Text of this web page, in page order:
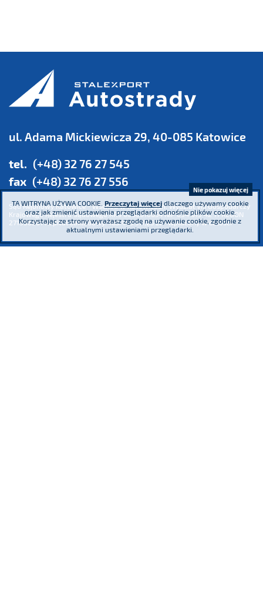
ul. Adama Mickiewicza 29, 40-085 Katowice
tel. (+48) 32 76 27 545
fax (+48) 32 76 27 556
Sąd Rejonowy Katowice - Wschód w Katowicach. Wydział VIII Gospodarczy
Krajowego Rejestru Sądowego KRS 0000016854 NIP 634 013 42 11 REGON
271936361 Kapitał zakładowy: 185.446.517,25 zł - wpłacony w całości
TA WITRYNA UŻYWA COOKIE. Przeczytaj więcejdlaczego używamy cookie
oraz jak zmienić ustawienia przeglądarki odnośnie plików cookie.
Korzystając ze strony wyrażasz zgodę na używanie cookie, zgodnie z
aktualnymi ustawieniami przeglądarki.
Nie pokazuj więcej